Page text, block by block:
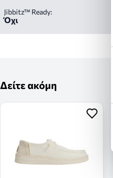
Jibbitz™ Ready:
Όχι
Δείτε ακόμη